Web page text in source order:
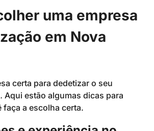
uma empresa
em Nova
certa para dedetizar o seu
Aqui estão algumas dicas para
a escolha certa.